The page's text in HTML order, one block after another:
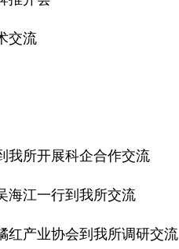
交流
我所开展科企合作交流
海江一行到我所交流
红产业协会到我所调研交流